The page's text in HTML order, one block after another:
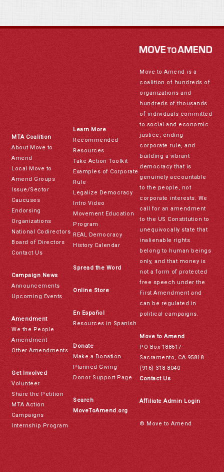
MTA Coalition
About Move to
Amend
Local Move to
Amend Groups
Issue/Sector
Caucuses
Endorsing
Organizations
National Codirectors
Board of Directors
Contact Us
Campaign News
Announcements
Upcoming Events
Amendment
We the People
Amendment
Other Amendments
Get Involved
Volunteer
Share the Petition
MTA Action
Campaigns
Internship Program
Learn More
Recommended
Resources
Take Action Toolkit
Examples of Corporate
Rule
Legalize Democracy
Intro Video
Movement Education
Program
REAL Democracy
History Calendar
Spread the Word
Online Store
En Español
Resources in Spanish
Donate
Make a Donation
Planned Giving
Donor Support Page
Search
MoveToAmend.org
Move to Amend is a
coalition of hundreds of
organizations and
hundreds of thousands
of individuals committed
to social and economic
justice, ending
corporate rule, and
building a vibrant
democracy that is
genuinely accountable
to the people, not
corporate interests. We
call for an amendment
to the US Constitution to
unequivocally state that
inalienable rights
belong to human beings
only, and that money is
not a form of protected
free speech under the
First Amendment and
can be regulated in
political campaigns.
Move to Amend
PO Box 188617
Sacramento, CA 95818
(916) 318-8040
Contact Us
Affiliate Admin Login
© Move to Amend